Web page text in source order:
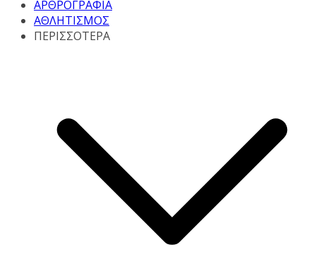
ΑΡΘΡΟΓΡΑΦΙΑ
ΑΘΛΗΤΙΣΜΟΣ
ΠΕΡΙΣΣΟΤΕΡΑ